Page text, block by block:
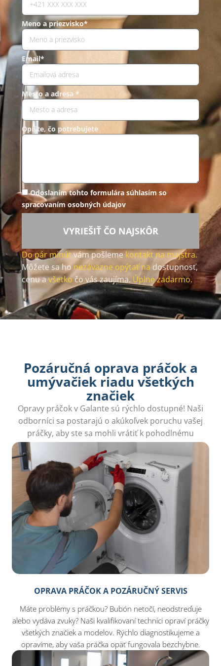
Meno a priezvisko*
Email*
Mesto a adresa *
Opíšte, čo potrebujete
Odoslaním tohto formulára súhlasím so
spracovaním osobných údajov
VYRIEŠIŤ ČO NAJSKÔR
Do pár minútvám pošlemekontakt na majstra.
Môžete sa honezáväzne opýtať na dostupnosť,
cenu avšetkočo vás zaujíma. Úplne zadarmo.
Pozáručná oprava práčok a
umývačiek riadu všetkých
značiek
Opravy práčok v Galante sú rýchlo dostupné! Naši
odborníci sa postarajú o akúkoľvek poruchu vašej
práčky, aby ste sa mohli vrátiť k pohodlnému
praniu bez stresu. Zavolajte nám ešte dnes!
OPRAVA PRÁČOK A POZÁRUČNÝ SERVIS
Máte problémy s práčkou? Bubón netočí, neodstreďuje
alebo vydáva zvuky? Naši kvalifikovaní technici opraví práčky
všetkých značiek a modelov. Rýchlo diagnostikujeme a
opravíme, aby vaša práčka opäť fungovala bezchybne.